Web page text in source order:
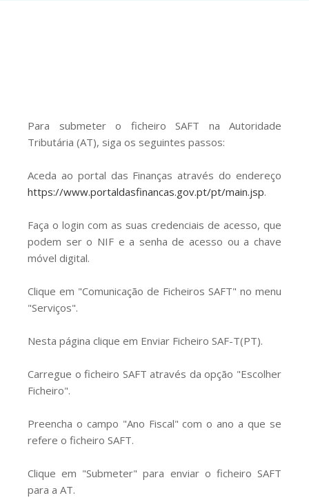
GESElevador
GESEscola
GESEstatística
GESFeira
GESSocial
GESPopulação
GESProcesso
GESRecrutamento
Para submeter o ficheiro SAFT na Autoridade
Tributária (AT), siga os seguintes passos:
Aceda ao portal das Finanças através do endereço
https://www.portaldasfinancas.gov.pt/pt/main.jsp.
Faça o login com as suas credenciais de acesso, que
podem ser o NIF e a senha de acesso ou a chave
móvel digital.
Clique em "Comunicação de Ficheiros SAFT" no menu
"Serviços".
Nesta página clique em Enviar Ficheiro SAF-T(PT).
Carregue o ficheiro SAFT através da opção "Escolher
Ficheiro".
Preencha o campo "Ano Fiscal" com o ano a que se
refere o ficheiro SAFT.
Clique em "Submeter" para enviar o ficheiro SAFT
para a AT.